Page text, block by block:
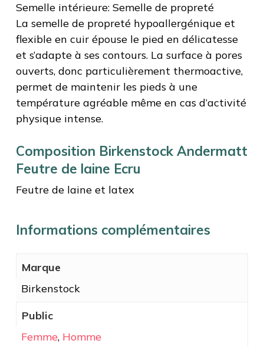
Semelle intérieure: Semelle de propreté
La semelle de propreté hypoallergénique et
flexible en cuir épouse le pied en délicatesse
et s’adapte à ses contours. La surface à pores
ouverts, donc particulièrement thermoactive,
permet de maintenir les pieds à une
température agréable même en cas d’activité
physique intense.
Composition Birkenstock Andermatt
Feutre de laine Ecru
Feutre de laine et latex
Informations complémentaires
Marque
Birkenstock
Public
Femme, Homme